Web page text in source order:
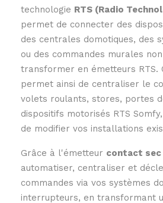
technologie RTS (Radio
permet de connecter des
des centrales domotiques, des
ou des commandes murales
transformer en émetteurs RTS.
permet ainsi de centraliser le
volets roulants, stores, portes
dispositifs motorisés RTS
de modifier vos installations
Grâce à l'émetteur contact sec
automatiser, centraliser et
commandes via vos systèmes
interrupteurs, en transformant